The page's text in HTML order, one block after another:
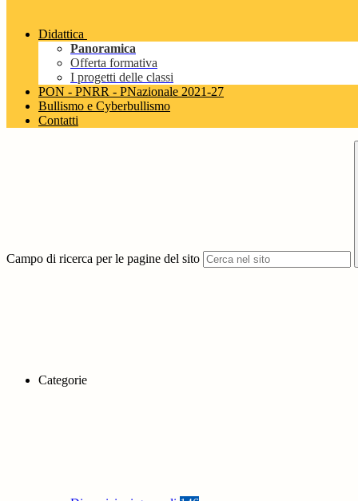
Didattica
Panoramica
Offerta formativa
I progetti delle classi
PON - PNRR - PNazionale 2021-27
Bullismo e Cyberbullismo
Contatti
Campo di ricerca per le pagine del sito
Categorie